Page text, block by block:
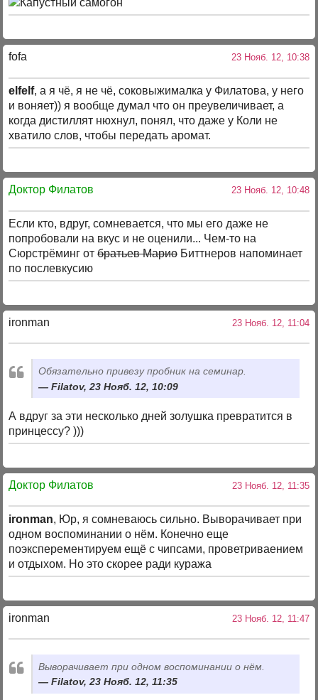
fofa 23 Нояб. 12, 10:38
elfelf, а я чё, я не чё, соковыжималка у Филатова, у него
и воняет)) я вообще думал что он преувеличивает, а
когда дистиллят нюхнул, понял, что даже у Коли не
хватило слов, чтобы передать аромат.
Доктор Филатов 23 Нояб. 12, 10:48
Если кто, вдруг, сомневается, что мы его даже не
попробовали на вкус и не оценили... Чем-то на
Сюрстрёминг отбратьев Марио Биттнеров напоминает
по послевкусию
ironman 23 Нояб. 12, 11:04
Обязательно привезу пробник на семинар.
Filatov, 23 Нояб. 12, 10:09
А вдруг за эти несколько дней золушка превратится в
принцессу? )))
Доктор Филатов 23 Нояб. 12, 11:35
ironman, Юр, я сомневаюсь сильно. Выворачивает при
одном воспоминании о нём. Конечно еще
поэксперементируем ещё с чипсами, проветриваением
и отдыхом. Но это скорее ради куража
ironman 23 Нояб. 12, 11:47
Выворачивает при одном воспоминании о нём.
Filatov, 23 Нояб. 12, 11:35